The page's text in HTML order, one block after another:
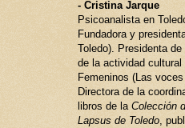
- Cristina Jarque
Psicoanalista en
Fundadora y
Toledo). Presidenta
de la actividad cultural
Femeninos (Las
Directora de la
libros de la Colección
Lapsus de Toledo,